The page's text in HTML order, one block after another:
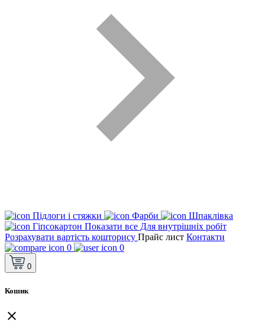
Підлоги і стяжки Фарби
Шпаклівка
Гіпсокартон Показати все Для внутрішніх робіт
Розрахувати вартість кошторису Прайс лист Контакти
0
0
0
Кошик